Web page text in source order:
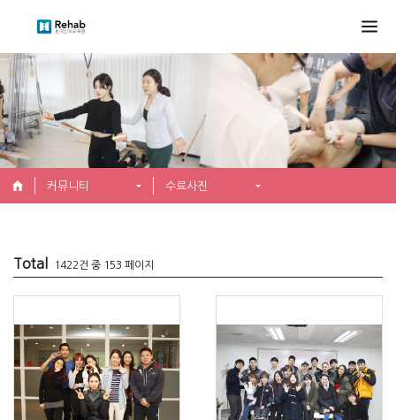
커뮤니티 수료사진
Total 1422건 중 153 페이지